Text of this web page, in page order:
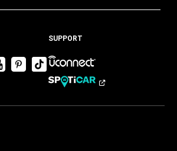
en
Visitar
Chrysler en
Visitar
Chrysler en
Pinterest
Visita
Chrysler
Tik
SUPPORT